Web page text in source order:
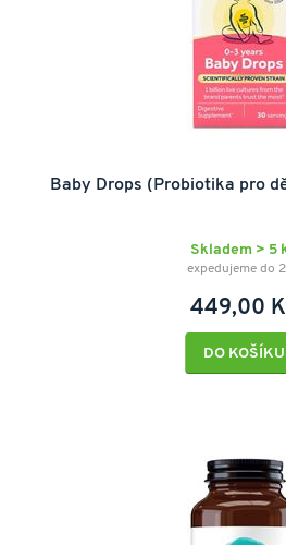
Baby Drops (Probiotika pro
Skladem > 5
expedujeme do
449,00
DO KOŠÍKU